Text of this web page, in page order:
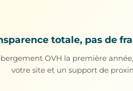
totale, pas de
OVH la première
votre site et un support de